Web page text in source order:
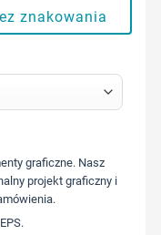
znakowania
573 568
graficzne. Nasz
projekt graficzny i